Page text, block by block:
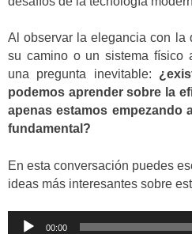
Al observar la elegancia con la
su camino o un sistema físico
una pregunta inevitable:
podemos aprender sobre la
apenas estamos empezando
fundamental?
En esta conversación puedes
ideas más interesantes sobre
Reproductor
00:00